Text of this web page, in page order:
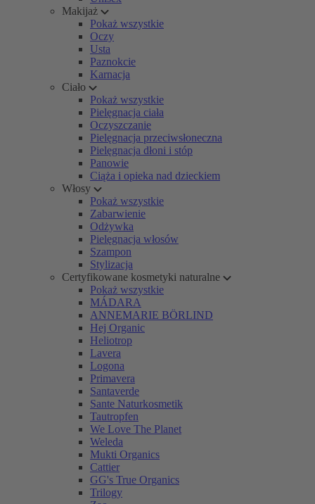
Makijaż
Pokaż wszystkie
Oczy
Usta
Paznokcie
Karnacja
Ciało
Pokaż wszystkie
Pielęgnacja ciała
Oczyszczanie
Pielęgnacja przeciwsłoneczna
Pielęgnacja dłoni i stóp
Panowie
Ciąża i opieka nad dzieckiem
Włosy
Pokaż wszystkie
Zabarwienie
Odżywka
Pielęgnacja włosów
Szampon
Stylizacja
Certyfikowane kosmetyki naturalne
Pokaż wszystkie
MÁDARA
ANNEMARIE BÖRLIND
Hej Organic
Heliotrop
Lavera
Logona
Primavera
Santaverde
Sante Naturkosmetik
Tautropfen
We Love The Planet
Weleda
Mukti Organics
Cattier
GG's True Organics
Trilogy